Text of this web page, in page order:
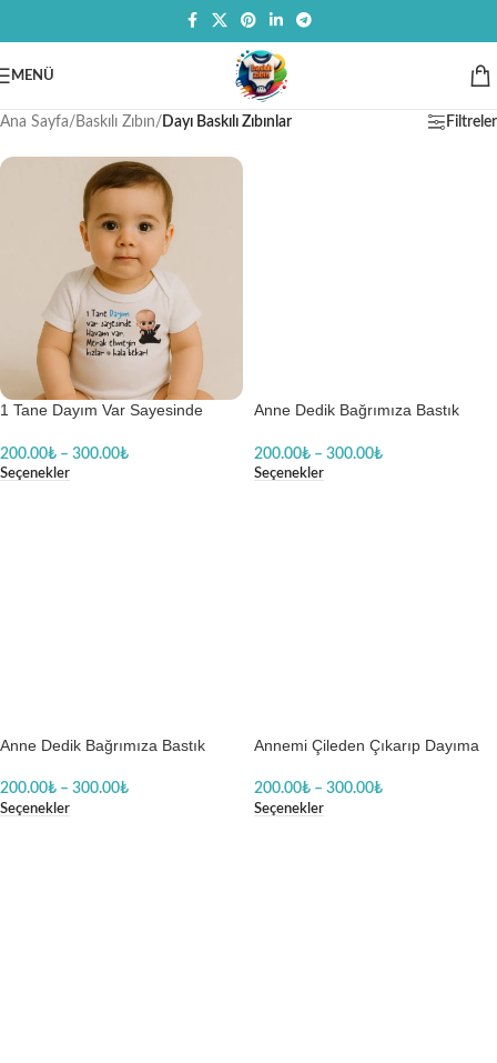
MENÜ
Ana Sayfa/ Baskılı Zıbın/ Dayı Baskılı Zıbınlar Filtreler
1 Tane Dayım Var Sayesinde
Baskılı Zıbın
200.00₺ – 300.00₺
Seçenekler
Anne Dedik Bağrımıza Bastık
Yakın Erkek Baskılı Body Baskılı
Zıbın
200.00₺ – 300.00₺
Seçenekler
Anne Dedik Bağrımıza Bastık
Yakın Kız Baskılı Body Baskılı
Zıbın
200.00₺ – 300.00₺
Seçenekler
Annemi Çileden Çıkarıp Dayıma
200.00₺ – 300.00₺
Seçenekler